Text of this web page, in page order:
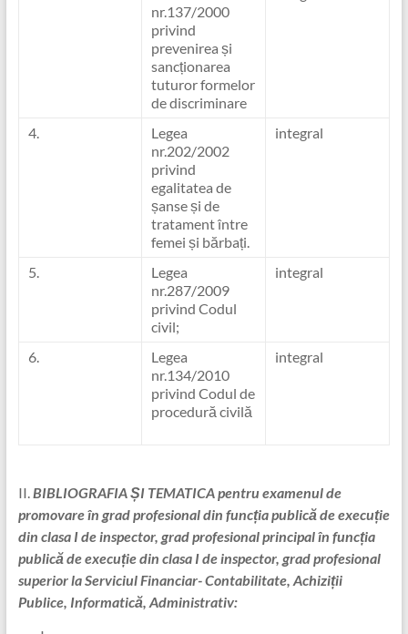
nr.137/2000
privind
prevenirea și
sancționarea
tuturor formelor
de discriminare
4.
Legea
nr.202/2002
privind
egalitatea de
șanse și de
tratament între
femei și bărbați.
integral
5.
Legea
nr.287/2009
privind Codul
civil;
integral
6.
Legea
nr.134/2010
privind Codul de
procedură civilă
integral
II. BIBLIOGRAFIA ȘI TEMATICApentru examenul de
promovare în grad profesional din funcția publică de execuție
din clasa I de inspector, grad profesional principal în funcția
publică de execuție din clasa I de inspector, grad profesional
superior la Serviciul Financiar- Contabilitate, Achiziții
Publice, Informatică, Administrativ: